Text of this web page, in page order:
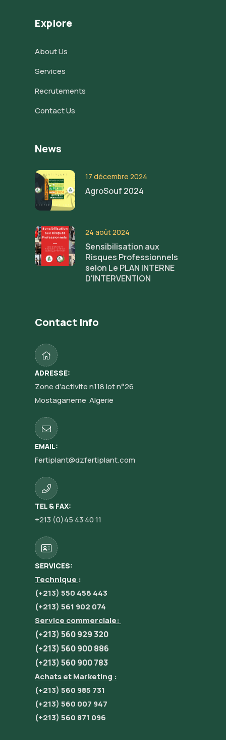
Explore
About Us
Services
Recrutements
Contact Us
News
17 décembre 2024
AgroSouf 2024
24 août 2024
Sensibilisation aux
Risques Professionnels
selon Le PLAN INTERNE
D'INTERVENTION
Contact Info
ADRESSE:
Zone d'activite n118 lot n°26
Mostaganeme Algerie
EMAIL:
Fertiplant@dzfertiplant.com
TEL & FAX:
+213 (0)45 43 40 11
SERVICES:
Technique :
(+213) 550 456 443
(+213) 561 902 074
Service commerciale:
(+213) 560 929 320
(+213) 560 900 886
(+213) 560 900 783
Achats et Marketing :
(+213) 560 985 731
(+213) 560 007 947
(+213) 560 871 096